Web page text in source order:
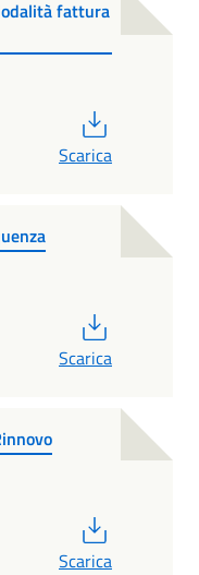
fattura
Scarica
Scarica
Scarica